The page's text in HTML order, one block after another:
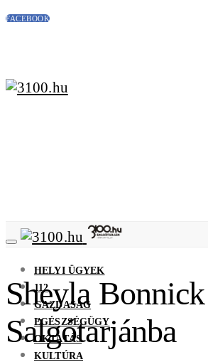
FACEBOOK
HELYI ÜGYEK
112
GAZDASÁG
EGÉSZSÉGÜGY
OKTATÁS
KULTÚRA
Sheyla
Salgótarjánba